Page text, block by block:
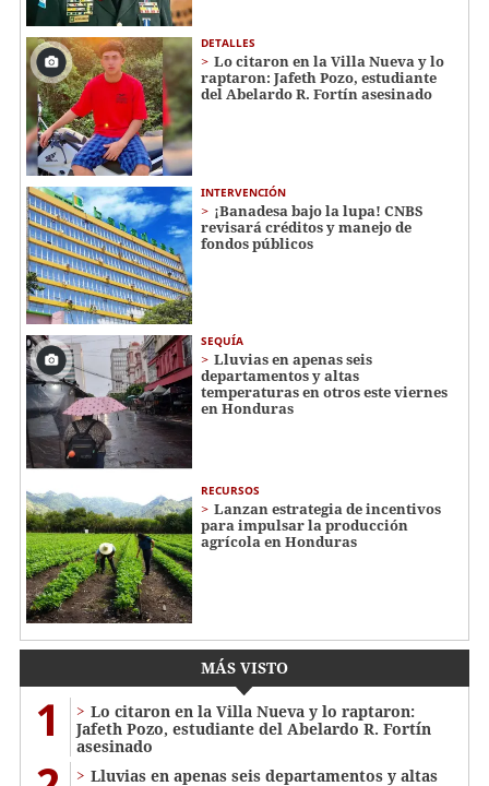
DETALLES
Lo citaron en la Villa Nueva y lo
raptaron: Jafeth Pozo, estudiante
del Abelardo R. Fortín asesinado
INTERVENCIÓN
¡Banadesa bajo la lupa! CNBS
revisará créditos y manejo de
fondos públicos
SEQUÍA
Lluvias en apenas seis
departamentos y altas
temperaturas en otros este viernes
en Honduras
RECURSOS
Lanzan estrategia de incentivos
para impulsar la producción
agrícola en Honduras
MÁS VISTO
1
Lo citaron en la Villa Nueva y lo raptaron:
Jafeth Pozo, estudiante del Abelardo R. Fortín
asesinado
Lluvias en apenas seis departamentos y altas